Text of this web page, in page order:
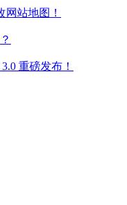
站地图！
重磅发布！